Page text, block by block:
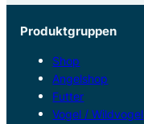
Produktgruppen
Shop
Angelshop
Futter
Vogel / Wildvogel